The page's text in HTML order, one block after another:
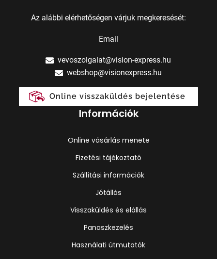
Az alábbi elérhetőségen várjuk megkeresését:
Email
vevoszolgalat@vision-express.hu
webshop@visionexpress.hu
Online visszaküldés bejelentése
Információk
Online vásárlás menete
Fizetési tájékoztató
Szállítási információk
Jótállás
Visszaküldés és elállás
Panaszkezelés
Használati útmutatók